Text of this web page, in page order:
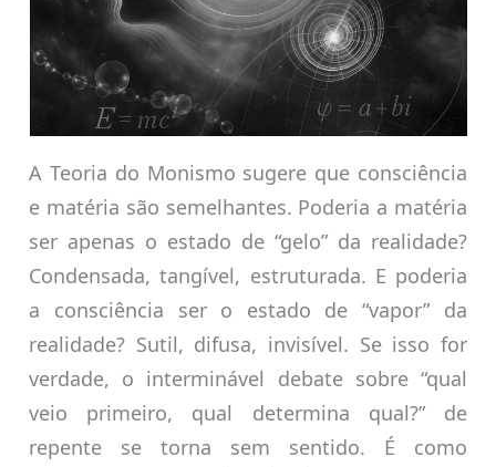
A Teoria do Monismo sugere que consciência
e matéria são semelhantes. Poderia a matéria
ser apenas o estado de “gelo” da realidade?
Condensada, tangível, estruturada. E poderia
a consciência ser o estado de “vapor” da
realidade? Sutil, difusa, invisível. Se isso for
verdade, o interminável debate sobre “qual
veio primeiro, qual determina qual?” de
repente se torna sem sentido. É como